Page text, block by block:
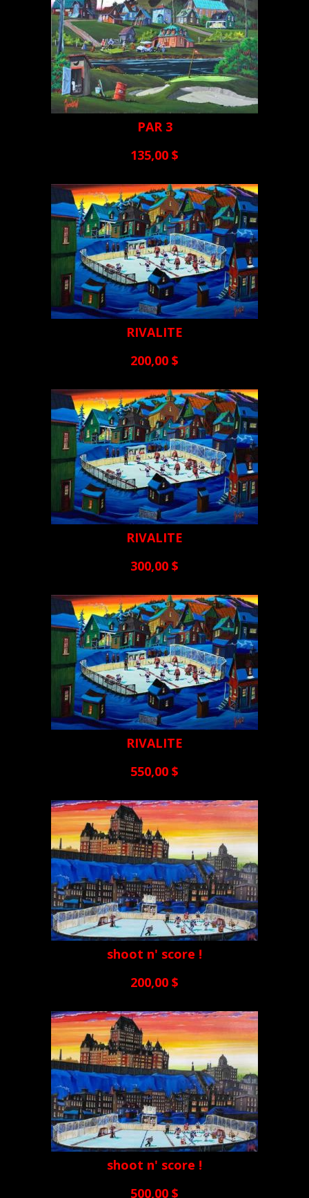
PAR 3
135,00 $
RIVALITE
200,00 $
RIVALITE
300,00 $
RIVALITE
550,00 $
shoot n' score !
200,00 $
shoot n' score !
500,00 $